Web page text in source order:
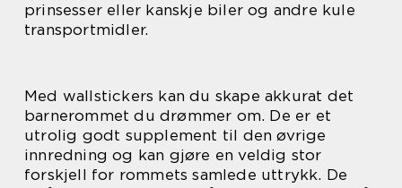
prinsesser eller kanskje biler og andre kule
transportmidler.
Med wallstickers kan du skape akkurat det
barnerommet du drømmer om. De er et
utrolig godt supplement til den øvrige
innredning og kan gjøre en veldig stor
forskjell for rommets samlede uttrykk. De